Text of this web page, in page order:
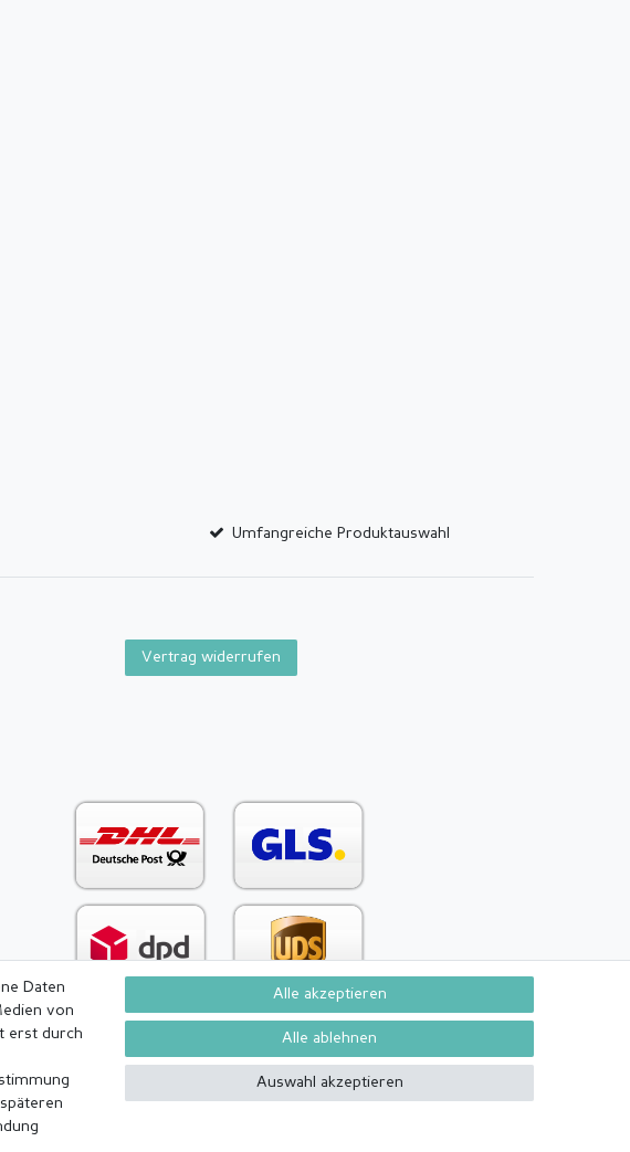
Umfangreiche Produktauswahl
Vertrag widerrufen
Vertrag widerrufen Kontakt
Daten
von
erst durch
Alle akzeptieren
Alle ablehnen
Auswahl akzeptieren